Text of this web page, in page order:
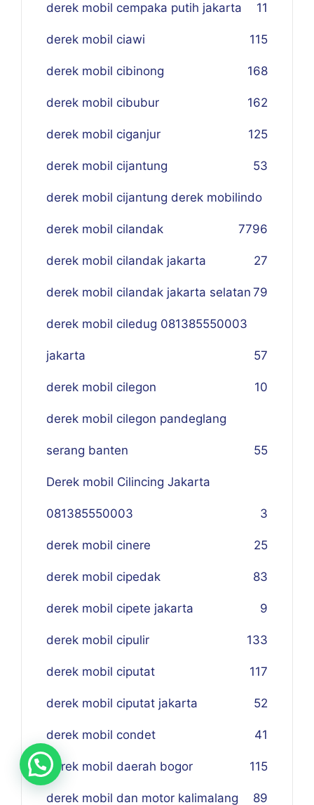
derek mobil cempaka putih jakarta 11
derek mobil ciawi 115
derek mobil cibinong 168
derek mobil cibubur 162
derek mobil ciganjur 125
derek mobil cijantung 53
derek mobil cijantung derek mobilindo
96
derek mobil cilandak 77
derek mobil cilandak jakarta 27
derek mobil cilandak jakarta selatan 79
derek mobil ciledug 081385550003
jakarta 57
derek mobil cilegon 10
derek mobil cilegon pandeglang
serang banten 55
Derek mobil Cilincing Jakarta
081385550003 3
derek mobil cinere 25
derek mobil cipedak 83
derek mobil cipete jakarta 9
derek mobil cipulir 133
derek mobil ciputat 117
derek mobil ciputat jakarta 52
derek mobil condet 41
derek mobil daerah bogor 115
derek mobil dan motor kalimalang 89